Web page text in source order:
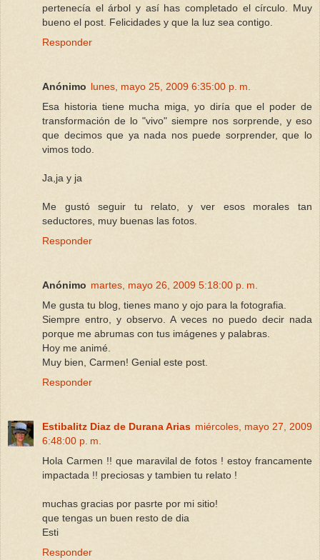
pertenecía el árbol y así has completado el círculo. Muy
bueno el post. Felicidades y que la luz sea contigo.
Responder
Anónimo lunes, mayo 25, 2009 6:35:00 p. m.
Esa historia tiene mucha miga, yo diría que el poder de
transformación de lo "vivo" siempre nos sorprende, y eso
que decimos que ya nada nos puede sorprender, que lo
vimos todo.
Ja,ja y ja
Me gustó seguir tu relato, y ver esos morales tan
seductores, muy buenas las fotos.
Responder
Anónimo martes, mayo 26, 2009 5:18:00 p. m.
Me gusta tu blog, tienes mano y ojo para la fotografia.
Siempre entro, y observo. A veces no puedo decir nada
porque me abrumas con tus imágenes y palabras.
Hoy me animé.
Muy bien, Carmen! Genial este post.
Responder
Estibalitz Diaz de Durana Arias miércoles, mayo 27, 2009
6:48:00 p. m.
Hola Carmen !! que maravilal de fotos ! estoy francamente
impactada !! preciosas y tambien tu relato !
muchas gracias por pasrte por mi sitio!
que tengas un buen resto de dia
Esti
Responder